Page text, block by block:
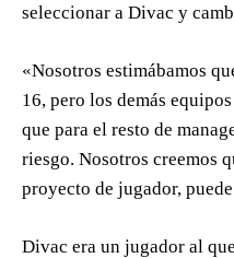
seleccionar a Divac y
«Nosotros estimábamos
16, pero los demás
que para el resto de
riesgo. Nosotros creemos
proyecto de jugador,
Divac era un jugador al